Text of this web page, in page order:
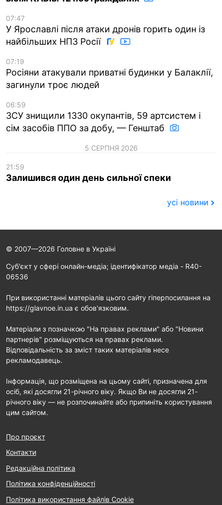
07:47
У Ярославлі після атаки дронів горить один із
найбільших НПЗ Росії
07:19
Росіяни атакували приватні будинки у Балаклії,
загинули троє людей
06:59
ЗСУ знищили 1330 окупантів, 59 артсистем і
сім засобів ППО за добу, — Генштаб
5 СЕРПНЯ 2026
21:59
Залишився один день сильної спеки
усі новини
© 2007—2026 Головне в Україні
Cуб'єкт у сфері онлайн-медіа; ідентифікатор медіа - R40-
06536
При використанні матеріалів цього сайту гіперпосилання на
https://glavnoe.in.ua є обов'язковим.
Матеріали з позначкою "На правах реклами" або "Новини
партнерів" розміщуються на правах реклами.
Відповідальність за зміст таких матеріалів несе
рекламодавець.
Інформація, що розміщена на цьому сайті, призначена для
осіб, які досягли 21-річного віку. Якщо Ви не досягли 21-
річного віку — не розпочинайте або припиніть користування
цим сайтом.
Про проєкт
Контакти
Редакційна політика
Політика конфіденційності
Політика використання файлів Cookie